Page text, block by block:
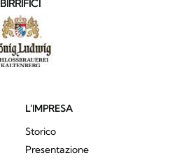
BIRRIFICI
L'IMPRESA
Storico
Presentazione